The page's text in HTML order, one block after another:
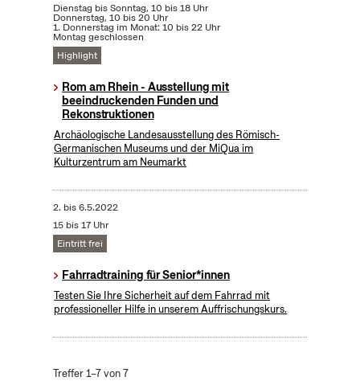
Dienstag bis Sonntag, 10 bis 18 Uhr
Donnerstag, 10 bis 20 Uhr
1. Donnerstag im Monat: 10 bis 22 Uhr
Montag geschlossen
Highlight
Rom am Rhein - Ausstellung mit
beeindruckenden Funden und
Rekonstruktionen
Archäologische Landesausstellung des Römisch-
Germanischen Museums und der MiQua im
Kulturzentrum am Neumarkt
2. bis6.5.2022
15 bis 17 Uhr
Eintritt frei
Fahrradtraining für Senior*innen
Testen Sie Ihre Sicherheit auf dem Fahrrad mit
professioneller Hilfe in unserem Auffrischungskurs.
Treffer 1–7 von 7